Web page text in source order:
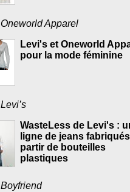
Oneworld Apparel
Levi's et Oneworld
pour la mode féminine
Levi’s
WasteLess de Levi's :
ligne de jeans
partir de bouteilles
plastiques
Boyfriend